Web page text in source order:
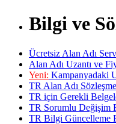
Bilgi ve
Ücretsiz Alan Adı
Alan Adı Uzantı ve
Yeni: Kampanyadaki
TR Alan Adı
TR için Gerekli
TR Sorumlu Değişim
TR Bilgi Güncelleme